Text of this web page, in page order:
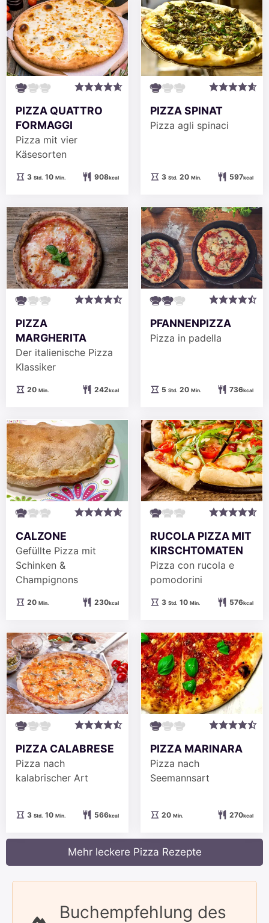
PIZZA QUATTRO
FORMAGGI
Pizza mit vier
Käsesorten
3Stunden
Std. 10Minuten
Min. 908kcal
PIZZA SPINAT
Pizza agli spinaci
3Stunden
Std. 20Minuten
Min. 597kcal
PIZZA
MARGHERITA
Der italienische Pizza
Klassiker
20Minuten
Min. 242kcal
PFANNENPIZZA
Pizza in padella
5Stunden
Std. 20Minuten
Min. 736kcal
CALZONE
Gefüllte Pizza mit
Schinken &
Champignons
20Minuten
Min. 230kcal
RUCOLA PIZZA MIT
KIRSCHTOMATEN
Pizza con rucola e
pomodorini
3Stunden
Std. 10Minuten
Min. 576kcal
PIZZA CALABRESE
Pizza nach
kalabrischer Art
3Stunden
Std. 10Minuten
Min. 566kcal
PIZZA MARINARA
Pizza nach
Seemannsart
20Minuten
Min. 270kcal
Mehr leckere Pizza Rezepte
Buchempfehlung des